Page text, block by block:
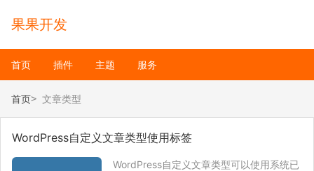
果果开发
首页 插件 主题 服务
首页 文章类型
WordPress自定义文章类型使用标签
WordPress自定义文章类型可以使用系统已